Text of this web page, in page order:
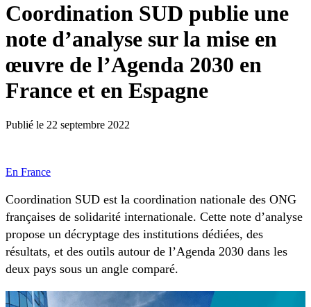
Coordination SUD publie une
note d’analyse sur la mise en
œuvre de l’Agenda 2030 en
France et en Espagne
Publié le 22 septembre 2022
En France
Coordination SUD est la coordination nationale des ONG
françaises de solidarité internationale. Cette note d’analyse
propose un décryptage des institutions dédiées, des
résultats, et des outils autour de l’Agenda 2030 dans les
deux pays sous un angle comparé.